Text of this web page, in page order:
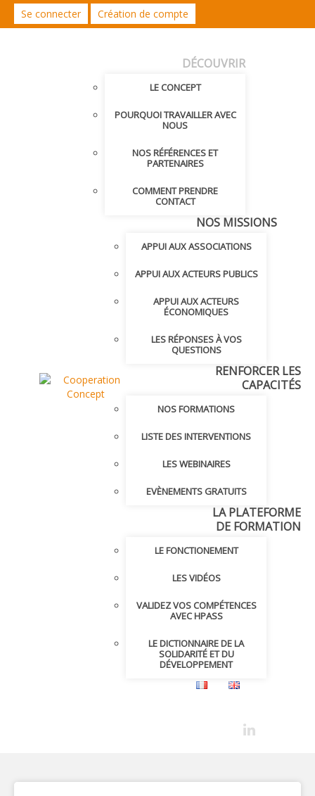
Se connecter Création de compte
DÉCOUVRIR
LE CONCEPT
POURQUOI TRAVAILLER AVEC
NOUS
NOS RÉFÉRENCES ET
PARTENAIRES
COMMENT PRENDRE
CONTACT
NOS MISSIONS
APPUI AUX ASSOCIATIONS
APPUI AUX ACTEURS PUBLICS
APPUI AUX ACTEURS
ÉCONOMIQUES
LES RÉPONSES À VOS
QUESTIONS
RENFORCER LES
CAPACITÉS
NOS FORMATIONS
LISTE DES INTERVENTIONS
LES WEBINAIRES
EVÈNEMENTS GRATUITS
LA PLATEFORME
DE FORMATION
LE FONCTIONEMENT
LES VIDÉOS
VALIDEZ VOS COMPÉTENCES
AVEC HPASS
LE DICTIONNAIRE DE LA
SOLIDARITÉ ET DU
DÉVELOPPEMENT